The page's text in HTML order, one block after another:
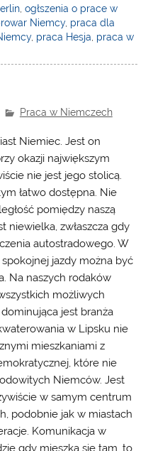
,ogłszenia o prace w
Niemcy, praca dla
, praca Hesja, praca w
Praca w Niemczech
Niemiec. Jest on
okazji największym
nie jest jego stolicą.
łatwo dostępna. Nie
pomiędzy naszą
niewielka, zwłaszcza gdy
autostradowego. W
jazdy można być
Na naszych rodaków
możliwych
jest branża
w Lipsku nie
mieszkaniami z
które nie
Niemców. Jest
w samym centrum
podobnie jak w miastach
Komunikacja w
gdy mieszka się tam, to